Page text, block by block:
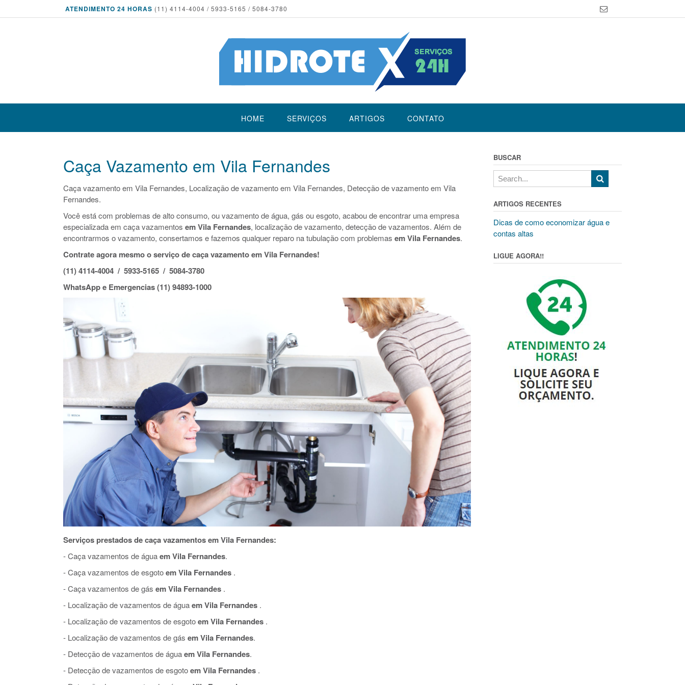
ATENDIMENTO 24 HORAS (11) 4114-4004 / 5933-5165 / 5084-3780
HOME SERVIÇOS ARTIGOS CONTATO
Caça Vazamento em Vila Fernandes
Caça vazamento em Vila Fernandes, Localização de vazamento em Vila Fernandes, Detecção de vazamento em Vila
Fernandes.
Você está com problemas de alto consumo, ou vazamento de água, gás ou esgoto, acabou de encontrar uma empresa
especializada em caça vazamentos em Vila Fernandes, localização de vazamento, detecção de vazamentos. Além de
encontrarmos o vazamento, consertamos e fazemos qualquer reparo na tubulação com problemas em Vila Fernandes.
Contrate agora mesmo o serviço de caça vazamento em Vila Fernandes!
(11) 4114-4004 / 5933-5165 / 5084-3780
WhatsApp e Emergencias (11) 94893-1000
Serviços prestados de caça vazamentos em Vila Fernandes:
- Caça vazamentos de águaem Vila Fernandes.
- Caça vazamentos de esgotoem Vila Fernandes .
- Caça vazamentos de gás em Vila Fernandes .
- Localização de vazamentos de águaem Vila Fernandes .
- Localização de vazamentos de esgotoem Vila Fernandes .
- Localização de vazamentos de gás em Vila Fernandes.
- Detecção de vazamentos de águaem Vila Fernandes.
- Detecção de vazamentos de esgotoem Vila Fernandes .
BUSCAR
ARTIGOS RECENTES
Dicas de como economizar água e
contas altas
LIGUE AGORA!!